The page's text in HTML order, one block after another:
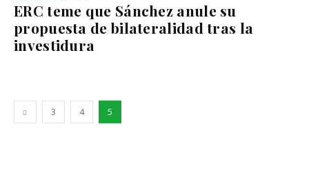
ERC teme que Sánchez anule su
propuesta de bilateralidad tras la
investidura
3 4 5